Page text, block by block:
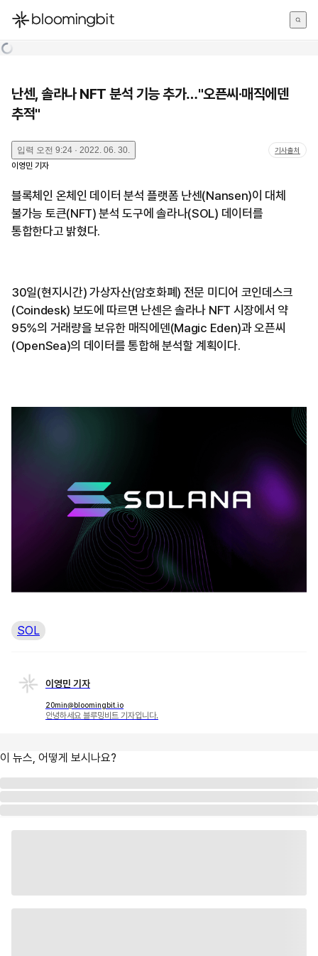
한국어
난센, 솔라나 NFT 분석 기능 추가…"오픈씨·매직에덴
추적"
입력 오전 9:24 · 2022. 06. 30. 기사출처
이영민 기자
블록체인 온체인 데이터 분석 플랫폼 난센(Nansen)이 대체
불가능 토큰(NFT) 분석 도구에 솔라나(SOL) 데이터를
통합한다고 밝혔다.
30일(현지시간) 가상자산(암호화폐) 전문 미디어 코인데스크
(Coindesk) 보도에 따르면 난센은 솔라나 NFT 시장에서 약
95%의 거래량을 보유한 매직에덴(Magic Eden)과 오픈씨
(OpenSea)의 데이터를 통합해 분석할 계획이다.
SOL
이영민 기자
20min@bloomingbit.io
안녕하세요 블루밍비트 기자입니다.
이 뉴스, 어떻게 보시나요?